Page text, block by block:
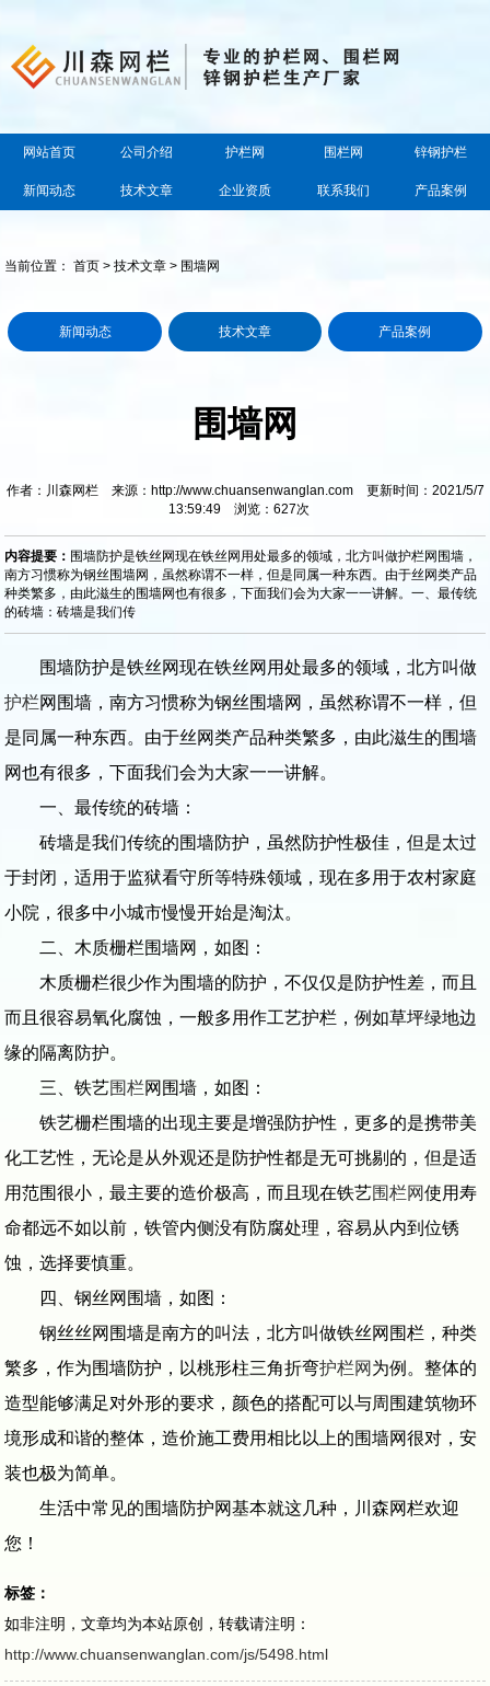
网站首页 公司介绍 护栏网 围栏网 锌钢护栏
新闻动态 技术文章 企业资质 联系我们 产品案例
当前位置：首页 >技术文章 > 围墙网
新闻动态 技术文章 产品案例
围墙网
作者：川森网栏 来源：http://www.chuansenwanglan.com 更新时间：2021/5/7
13:59:49 浏览： 627次
内容提要： 围墙防护是铁丝网现在铁丝网用处最多的领域，北方叫做护栏网围墙，
南方习惯称为钢丝围墙网，虽然称谓不一样，但是同属一种东西。由于丝网类产品
种类繁多，由此滋生的围墙网也有很多，下面我们会为大家一一讲解。一、最传统
的砖墙：砖墙是我们传
围墙防护是铁丝网现在铁丝网用处最多的领域，北方叫做
护栏网围墙，南方习惯称为钢丝围墙网，虽然称谓不一样，但
是同属一种东西。由于丝网类产品种类繁多，由此滋生的围墙
网也有很多，下面我们会为大家一一讲解。
一、最传统的砖墙：
砖墙是我们传统的围墙防护，虽然防护性极佳，但是太过
于封闭，适用于监狱看守所等特殊领域，现在多用于农村家庭
小院，很多中小城市慢慢开始是淘汰。
二、木质栅栏围墙网，如图：
木质栅栏很少作为围墙的防护，不仅仅是防护性差，而且
而且很容易氧化腐蚀，一般多用作工艺护栏，例如草坪绿地边
缘的隔离防护。
三、铁艺围栏网围墙，如图：
铁艺栅栏围墙的出现主要是增强防护性，更多的是携带美
化工艺性，无论是从外观还是防护性都是无可挑剔的，但是适
用范围很小，最主要的造价极高，而且现在铁艺围栏网使用寿
命都远不如以前，铁管内侧没有防腐处理，容易从内到位锈
蚀，选择要慎重。
四、钢丝网围墙，如图：
钢丝丝网围墙是南方的叫法，北方叫做铁丝网围栏，种类
繁多，作为围墙防护，以桃形柱三角折弯护栏网 为例。整体的
造型能够满足对外形的要求，颜色的搭配可以与周围建筑物环
境形成和谐的整体，造价施工费用相比以上的围墙网很对，安
装也极为简单。
生活中常见的围墙防护网基本就这几种，川森网栏欢迎
您！
标签：
如非注明，文章均为本站原创，转载请注明：
http://www.chuansenwanglan.com/js/5498.html